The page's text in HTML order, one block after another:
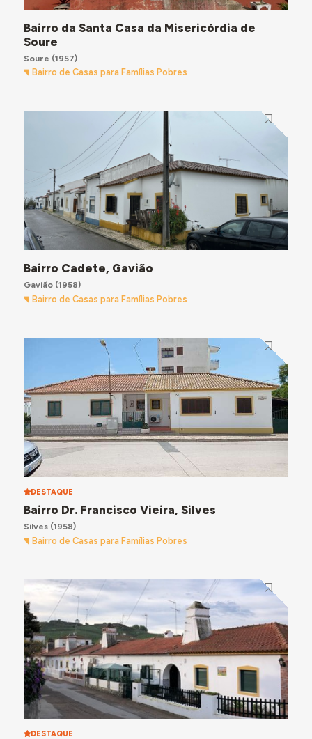
Bairro da Santa Casa da Misericórdia de
Soure
Soure (1957)
Bairro de Casas para Famílias Pobres
Bairro Cadete, Gavião
Gavião(1958)
Bairro de Casas para Famílias Pobres
DESTAQUE
Bairro Dr. Francisco Vieira, Silves
Silves(1958)
Bairro de Casas para Famílias Pobres
DESTAQUE